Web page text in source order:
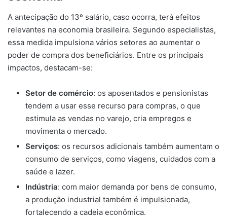
A antecipação do 13º salário, caso ocorra, terá efeitos
relevantes na economia brasileira. Segundo especialistas,
essa medida impulsiona vários setores ao aumentar o
poder de compra dos beneficiários. Entre os principais
impactos, destacam-se:
Setor de comércio: os aposentados e pensionistas
tendem a usar esse recurso para compras, o que
estimula as vendas no varejo, cria empregos e
movimenta o mercado.
Serviços: os recursos adicionais também aumentam o
consumo de serviços, como viagens, cuidados com a
saúde e lazer.
Indústria: com maior demanda por bens de consumo,
a produção industrial também é impulsionada,
fortalecendo a cadeia econômica.